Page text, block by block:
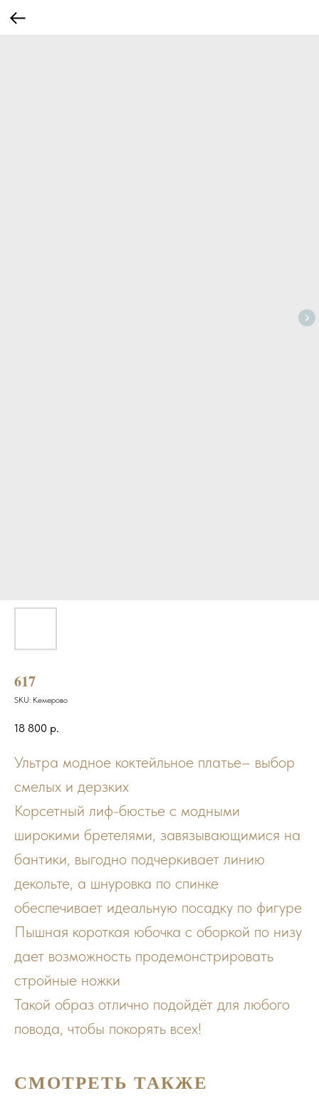
617
SKU: Кемерово
18 800 р.
Ультра модное коктейльное платье– выбор
смелых и дерзких
Корсетный лиф-бюстье с модными
широкими бретелями, завязывающимися на
бантики, выгодно подчеркивает линию
декольте, а шнуровка по спинке
обеспечивает идеальную посадку по фигуре
Пышная короткая юбочка с оборкой по низу
дает возможность продемонстрировать
стройные ножки
Такой образ отлично подойдёт для любого
повода, чтобы покорять всех!
СМОТРЕТЬ ТАКЖЕ